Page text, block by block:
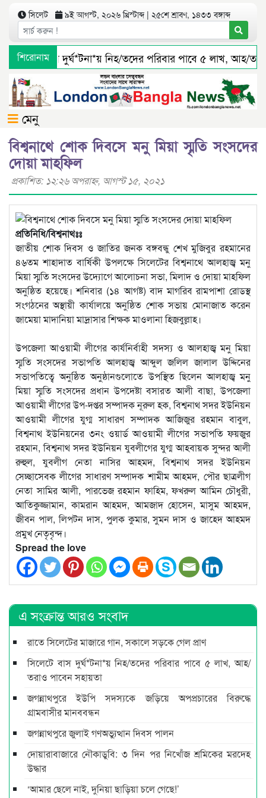
সিলেট ৯ই আগস্ট, ২০২৬ খ্রিস্টাব্দ | ২৫শে শ্রাবণ, ১৪৩৩ বঙ্গাব্দ
শিরোনাম
সিলেটে বাস দুর্ঘ*টনা*য় নিহ/তদের পরিবার পাবে ৫ লাখ, আহ/
মেনু
বিশ্বনাথে শোক দিবসে মনু মিয়া স্মৃতি সংসদের
দোয়া মাহফিল
প্রকাশিত: ১২:২৬ অপরাহ্ণ, আগস্ট ১৫, ২০২১
প্রতিনিধি/বিশ্বনাথঃঃ
জাতীয় শোক দিবস ও জাতির জনক বঙ্গবন্ধু শেখ মুজিবুর রহমানের
৪৬তম শাহাদাত বার্ষিকী উপলক্ষে সিলেটের বিশ্বনাথে আলহাজ্ব মনু
মিয়া স্মৃতি সংসদের উদ্যোগে আলোচনা সভা, মিলাদ ও দোয়া মাহফিল
অনুষ্ঠিত হয়েছে। শনিবার (১৪ আগষ্ট) বাদ মাগরিব রামপাশা রোডস্থ
সংগঠনের অস্থায়ী কার্যালয়ে অনুষ্ঠিত শোক সভায় মোনাজাত করেন
জামেয়া মাদানিয়া মাদ্রাসার শিক্ষক মাওলানা হিজবুল্লাহ।
উপজেলা আওয়ামী লীগের কার্যনির্বাহী সদস্য ও আলহাজ্ব মনু মিয়া
স্মৃতি সংসদের সভাপতি আলহাজ্ব আব্দুল জলিল জালাল উদ্দিনের
সভাপতিত্বে অনুষ্ঠিত অনুষ্ঠানগুলোতে উপস্থিত ছিলেন আলহাজ্ব মনু
মিয়া স্মৃতি সংসদের প্রধান উপদেষ্টা বসারত আলী বাছা, উপজেলা
আওয়ামী লীগের উপ-দপ্তর সম্পাদক নূরুল হক, বিশ্বনাথ সদর ইউনিয়ন
আওয়ামী লীগের যুগ্ম সাধারণ সম্পাদক আজিজুর রহমান বাবুল,
বিশ্বনাথ ইউনিয়নের ৩নং ওয়ার্ড আওয়ামী লীগের সভাপতি ফয়জুর
রহমান, বিশ্বনাথ সদর ইউনিয়ন যুবলীগের যুগ্ম আহবায়ক সুন্দর আলী
রুহুল, যুবলীগ নেতা নাসির আহমদ, বিশ্বনাথ সদর ইউনিয়ন
সেচ্ছাসেবক লীগের সাধারণ সম্পাদক শামীম আহমদ, পৌর ছাত্রলীগ
নেতা সামির আলী, পারভেজ রহমান ফাহিম, ফখরুল আমিন চৌধুরী,
আতিকুজ্জামান, কামরান আহমদ, আমজাদ হোসেন, মাসুম আহমদ,
জীবন পাল, লিপটন দাস, পুলক কুমার, সুমন দাস ও জাহেদ আহমদ
প্রমুখ নেতৃবৃন্দ।
Spread the love
এ সংক্রান্ত আরও সংবাদ
রাতে সিলেটের মাজারে গান, সকালে সড়কে গেল প্রাণ
সিলেটে বাস দুর্ঘ*টনা*য় নিহ/তদের পরিবার পাবে ৫ লাখ, আহ/
তরাও পাবেন সহায়তা
জগন্নাথপুরে ইউপি সদস্যকে জড়িয়ে অপপ্রচারের বিরুদ্ধে
গ্রামবাসীর মানববন্ধন
জগন্নাথপুরে জুলাই গণঅভ্যুত্থান দিবস পালন
দোয়ারাবাজারে নৌকাডুবি: ৩ দিন পর নিখোঁজ শ্রমিকের মরদেহ
উদ্ধার
‘আমার ছেলে নাই, দুনিয়া ছাড়িয়া চলে গেছে!’